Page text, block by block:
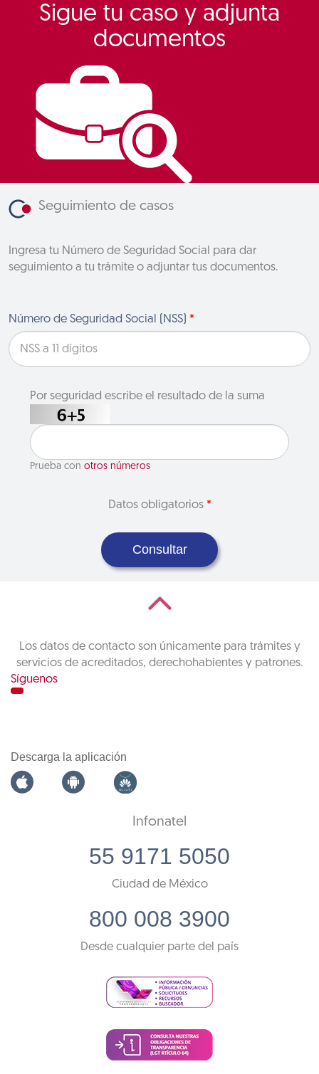
Sigue tu caso y adjunta
documentos
Seguimiento de casos
Ingresa tu Número de Seguridad Social para dar
seguimiento a tu trámite o adjuntar tus documentos.
Número de Seguridad Social (NSS) *
Por seguridad escribe el resultado de la suma
Prueba con otros números
Datos obligatorios *
Consultar
Los datos de contacto son únicamente para trámites y
servicios de acreditados, derechohabientes y patrones.
Síguenos
Descarga la aplicación
Infonatel
55 9171 5050
Ciudad de México
800 008 3900
Desde cualquier parte del país